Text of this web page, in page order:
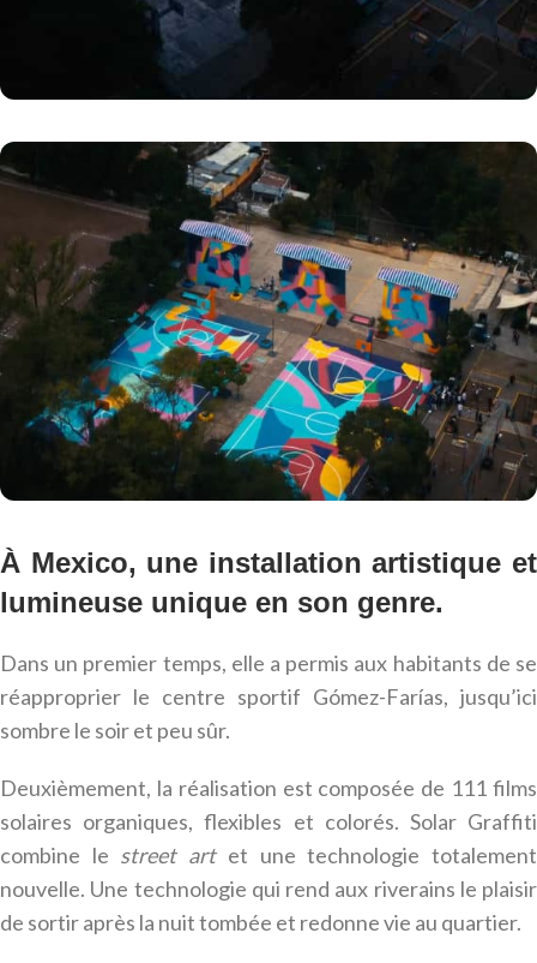
À Mexico, une installation artistique et
lumineuse unique en son genre.
Dans un premier temps, elle a permis aux habitants de se
réapproprier le centre sportif Gómez-Farías, jusqu’ici
sombre le soir et peu sûr.
Deuxièmement, la réalisation est composée de 111 films
solaires organiques, flexibles et colorés. Solar Graffiti
combine le street artet une technologie totalement
nouvelle. Une technologie qui rend aux riverains le plaisir
de sortir après la nuit tombée et redonne vie au quartier.